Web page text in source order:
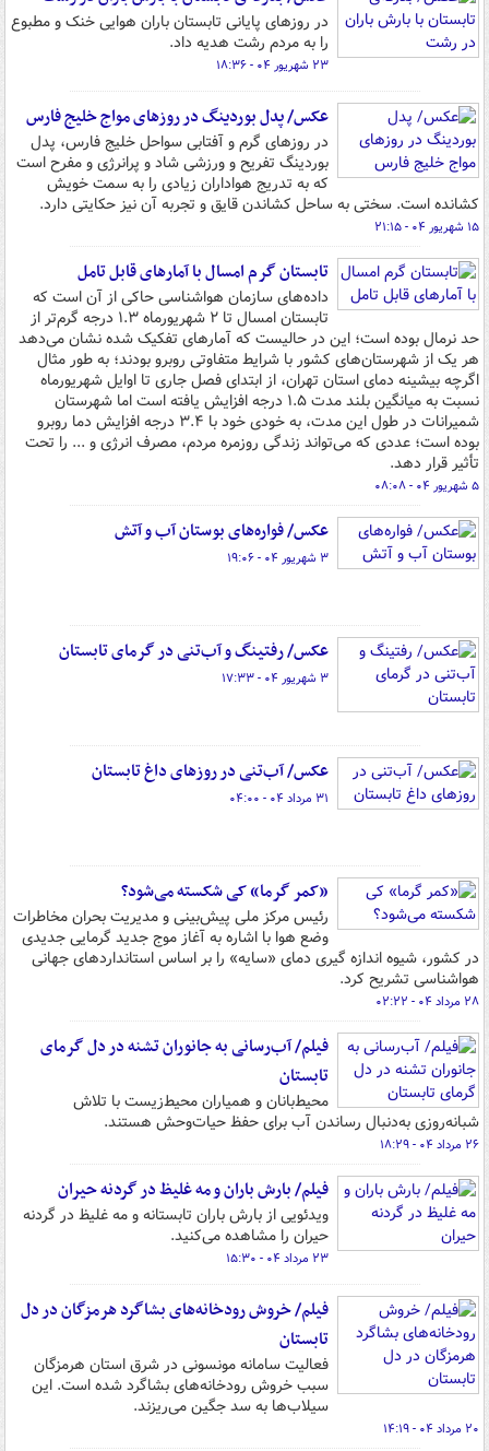
در روزهای پایانی تابستان باران هوایی خنک و مطبوع
را به مردم رشت هدیه داد.
۲۳ شهریور ۰۴ - ۱۸:۳۶
عکس/ پدل بوردینگ در روزهای مواج خلیج فارس
در روزهای گرم و آفتابی سواحل خلیج فارس، پدل
بوردینگ تفریح و ورزشی شاد و پرانرژی و مفرح است
که به تدریج هواداران زیادی را به سمت خویش
کشانده است. سختی به ساحل کشاندن قایق و تجربه آن نیز حکایتی دارد.
۱۵ شهریور ۰۴ - ۲۱:۱۵
تابستان گرم امسال با آمارهای قابل تامل
داده‌های سازمان هواشناسی حاکی از آن است که
تابستان امسال تا ۲ شهریورماه ۱.۳ درجه گرم‌تر از
حد نرمال بوده است؛ این در حالیست که آمارهای تفکیک شده نشان می‌دهد
هر یک از شهرستان‌های کشور با شرایط متفاوتی روبرو بودند؛ به طور مثال
اگرچه بیشینه دمای استان تهران، از ابتدای فصل جاری تا اوایل شهریورماه
نسبت به میانگین بلند مدت ۱.۵ درجه افزایش یافته است اما شهرستان
شمیرانات در طول این مدت، به خودی خود با ۳.۴ درجه افزایش دما روبرو
بوده است؛ عددی که می‌تواند زندگی روزمره مردم، مصرف انرژی و ... را تحت
تأثیر قرار دهد.
۵ شهریور ۰۴ - ۰۸:۰۸
عکس/ فواره‌های بوستان آب و آتش
۳ شهریور ۰۴ - ۱۹:۰۶
عکس/ رفتینگ و آب‌تنی در گرمای تابستان
۳ شهریور ۰۴ - ۱۷:۳۳
عکس/ آب‌تنی در روزهای داغ تابستان
۳۱ مرداد ۰۴ - ۰۴:۰۰
«کمر گرما» کی شکسته می‌شود؟
رئیس مرکز ملی پیش‌بینی و مدیریت بحران مخاطرات
وضع هوا با اشاره به آغاز موج جدید گرمایی جدیدی
در کشور، شیوه اندازه گیری دمای «سایه» را بر اساس استانداردهای جهانی
هواشناسی تشریح کرد.
۲۸ مرداد ۰۴ - ۰۲:۲۲
فیلم/ آب‌رسانی به جانوران تشنه در دل گرمای
تابستان
محیط‌بانان و همیاران محیط‌زیست با تلاش
شبانه‌روزی به‌دنبال رساندن آب برای حفظ حیات‌وحش هستند.
۲۶ مرداد ۰۴ - ۱۸:۲۹
فیلم/ بارش باران و مه غلیظ در گردنه حیران
ویدئویی از بارش باران تابستانه و مه غلیظ در گردنه
حیران را مشاهده می‌کنید.
۲۳ مرداد ۰۴ - ۱۵:۳۰
فیلم/ خروش رودخانه‌های بشاگرد هرمزگان در دل
تابستان
فعالیت سامانه مونسونی در شرق استان هرمزگان
سبب خروش رودخانه‌های بشاگرد شده است. این
سیلاب‌ها به سد جگین می‌ریزند.
۲۰ مرداد ۰۴ - ۱۴:۱۹